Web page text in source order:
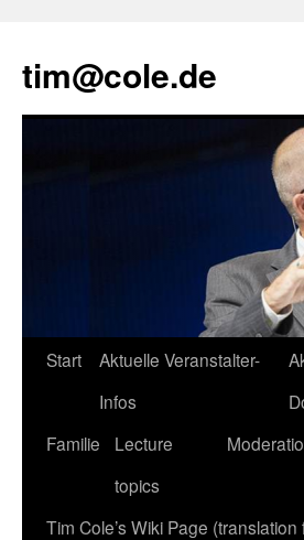
tim@cole.de
Start
Aktuelle Veranstalter-
Infos
Familie
Lecture
topics
Tim Cole’s Wiki Page (translation